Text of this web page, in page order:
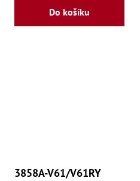
Do košíku
3858A-V61/V61RY